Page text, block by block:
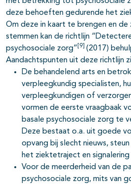
deze behoeften gedurende het
Om deze in kaart te brengen en
stemmen kan de richtlijn
psychosociale zorg” [9] (2017)
Aandachtspunten uit deze richtlijn
De behandelend arts en
verpleegkundig specialisten,
verpleegkundigen of
vormen de eerste vraagbaak
basale psychosociale zorg te
Deze bestaat o.a. uit goede
opvang bij slecht nieuws,
het ziektetraject en signalering
Voor de meerderheid van de
psychosociale zorg, mits van